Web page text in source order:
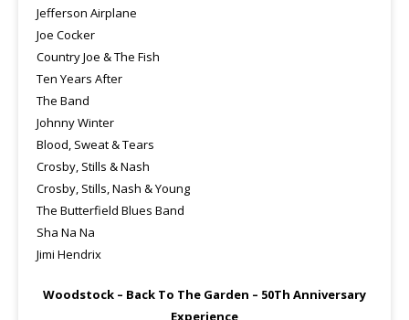
Jefferson Airplane
Joe Cocker
Country Joe & The Fish
Ten Years After
The Band
Johnny Winter
Blood, Sweat & Tears
Crosby, Stills & Nash
Crosby, Stills, Nash & Young
The Butterfield Blues Band
Sha Na Na
Jimi Hendrix
Woodstock – Back To The Garden – 50Th Anniversary
Experience